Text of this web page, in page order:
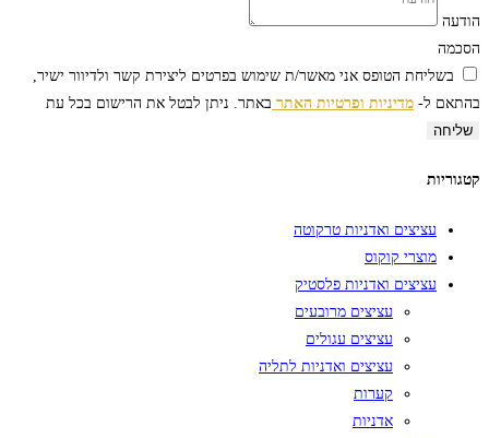
הודעה
הסכמה
בשליחת הטופס אני מאשר/ת שימוש בפרטים ליצירת קשר ולדיוור ישיר,
בהתאם ל- מדיניות ופרטיות האתר באתר. ניתן לבטל את הרישום בכל עת
שליחה
קטגוריות
עציצים ואדניות טרקוטה
מוצרי קוקוס
עציצים ואדניות פלסטיק
עציצים מרובעים
עציצים עגולים
עציצים ואדניות לתליה
קערות
אדניות